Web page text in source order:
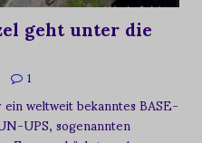
geht unter die
1
weltweit bekanntes BASE-
UPS, sogenannten